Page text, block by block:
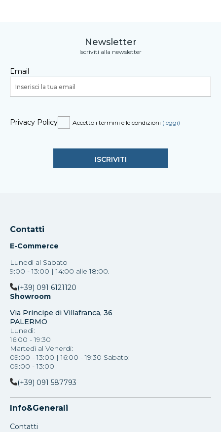
Newsletter
Iscriviti alla newsletter
Email
Privacy Policy Accetto i termini e le condizioni (leggi)
Contatti
E-Commerce
Lunedì al Sabato
9:00 - 13:00 | 14:00 alle 18:00.
(+39) 091 6121120
Showroom
Via Principe di Villafranca, 36
PALERMO
Lunedì:
16:00 - 19:30
Martedì al Venerdi:
09:00 - 13:00 | 16:00 - 19:30 Sabato:
09:00 - 13:00
(+39) 091 587793
Info&Generali
Contatti